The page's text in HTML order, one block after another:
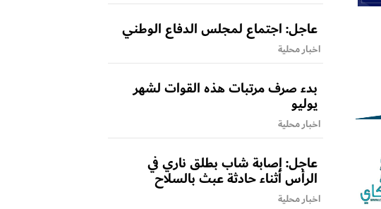
عاجل: اجتماع لمجلس الدفاع الوطني
اخبار محلية
بدء صرف مرتبات هذه القوات لشهر
يوليو
اخبار محلية
عاجل: إصابة شاب بطلق ناري في
الرأس أثناء حادثة عبث بالسلاح
اخبار محلية